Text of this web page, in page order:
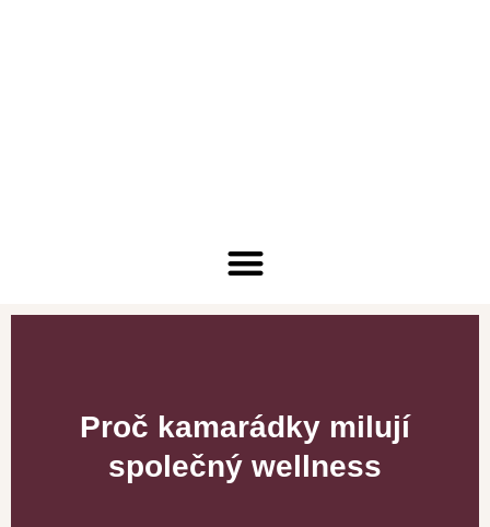
Proč kamarádky milují
společný wellness